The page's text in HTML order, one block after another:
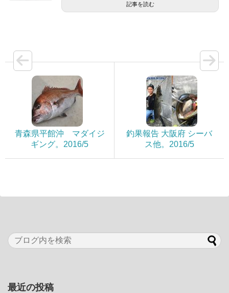
記事を読む
青森県平館沖 マダイジ
ギング。2016/5
釣果報告 大阪府 シーバ
ス他。2016/5
最近の投稿